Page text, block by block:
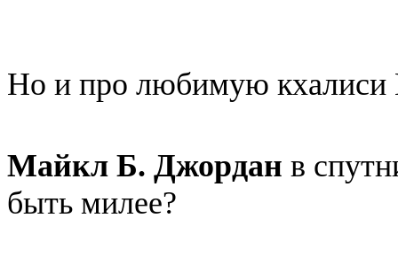
Но и про любимую кхалиси
Майкл Б. Джордан в
быть милее?